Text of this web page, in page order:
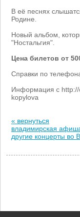
В её песнях
Родине.
Новый альбом,
"Ностальгия".
Цена билетов от
Справки по
Информация с http://
kopylova
« вернуться
владимирская
другие концерты во